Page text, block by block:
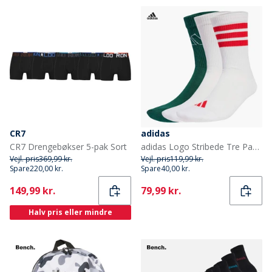
CR7
CR7 Drengebøkser 5-pak Sort
Vejl. pris369,99 kr.
Spare220,00 kr.
Current
149,99 kr.
Halv pris eller mindre
adidas
adidas Logo Stribede Tre Pak Strømper Hvid/Hvid/Powder Plum
Vejl. pris119,99 kr.
Spare40,00 kr.
Current
79,99 kr.